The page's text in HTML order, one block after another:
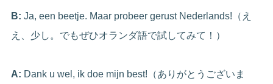
B: Ja, een beetje. Maar probeer gerust Nederlands!（え
え、少し。でもぜひオランダ語で試してみて！）
A: Dank u wel, ik doe mijn best!（ありがとうございま